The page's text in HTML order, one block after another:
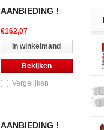
AANBIEDING !
€162,07
In winkelmand
Bekijken
Vergelijken
AANBIEDING !